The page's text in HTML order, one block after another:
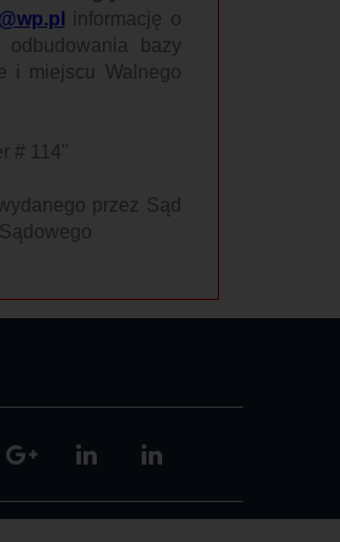
informację o
bazy
i miejscu Walnego
# 114"
przez Sąd